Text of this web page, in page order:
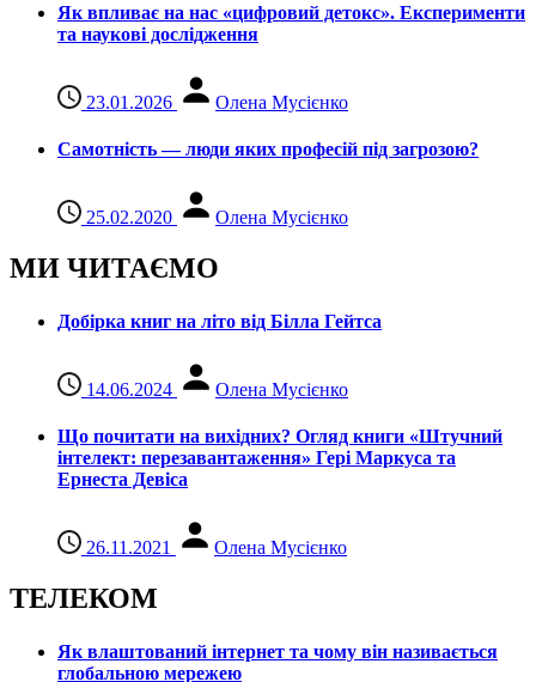
Як впливає на нас «цифровий детокс». Експерименти
та наукові дослідження
23.01.2026 Олена Мусієнко
Самотність — люди яких професій під загрозою?
25.02.2020 Олена Мусієнко
МИ ЧИТАЄМО
Добірка книг на літо від Білла Гейтса
14.06.2024 Олена Мусієнко
Що почитати на вихідних? Огляд книги «Штучний
інтелект: перезавантаження» Гері Маркуса та
Ернеста Девіса
26.11.2021 Олена Мусієнко
ТЕЛЕКОМ
Як влаштований інтернет та чому він називається
глобальною мережею